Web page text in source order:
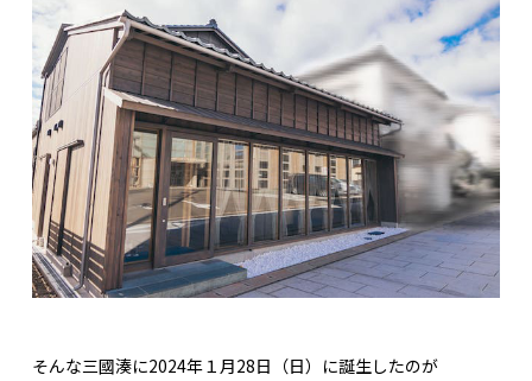
そんな三國湊に2024年１月28日（日）に誕生したのが